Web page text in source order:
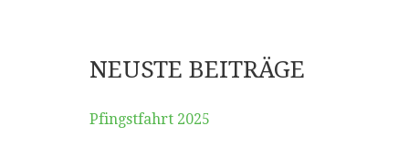
NEUSTE BEITRÄGE
Pfingstfahrt 2025